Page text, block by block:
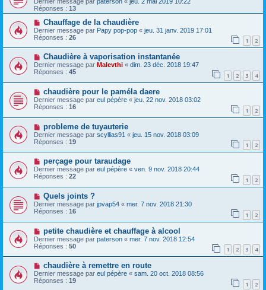
Réponses : 13
Chauffage de la chaudière
Dernier message par Papy pop-pop « jeu. 31 janv. 2019 17:01
Réponses : 26 1 2
Chaudière à vaporisation instantanée
Dernier message par Malevthi « dim. 23 déc. 2018 19:47
Réponses : 45 1 2 3 4
chaudière pour le paméla daere
Dernier message par eul pépère « jeu. 22 nov. 2018 03:02
Réponses : 16 1 2
probleme de tuyauterie
Dernier message par scyllias91 « jeu. 15 nov. 2018 03:09
Réponses : 19 1 2
perçage pour taraudage
Dernier message par eul pépère « ven. 9 nov. 2018 20:44
Réponses : 22 1 2
Quels joints ?
Dernier message par jpvap54 « mer. 7 nov. 2018 21:30
Réponses : 16 1 2
petite chaudière et chauffage à alcool
Dernier message par paterson « mer. 7 nov. 2018 12:54
Réponses : 50 1 2 3 4
chaudière à remettre en route
Dernier message par eul pépère « sam. 20 oct. 2018 08:56
Réponses : 19 1 2